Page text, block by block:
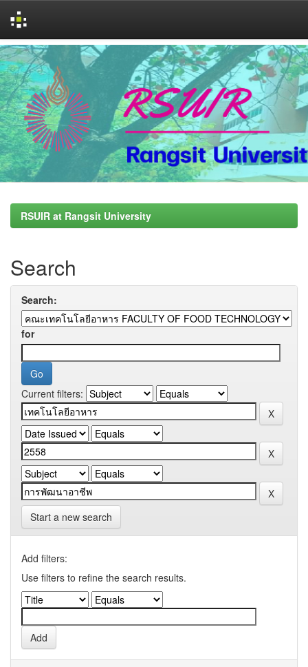
Skip
navigation
RSUIR at Rangsit University
Search
Search:
for
Current filters:
Start a new search
Add filters:
Use filters to refine the search results.